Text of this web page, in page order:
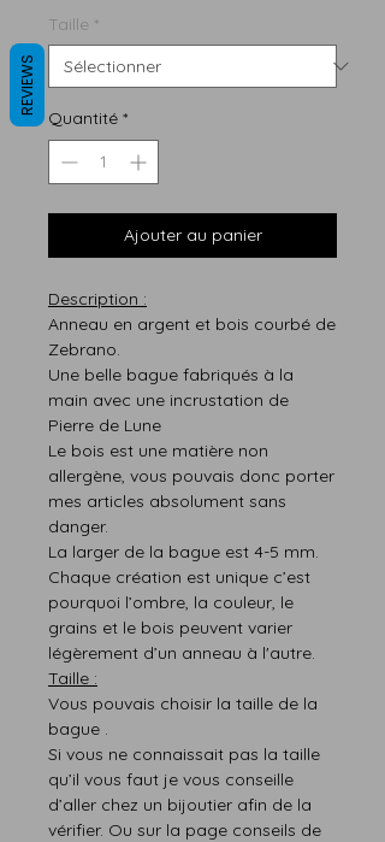
Taille *
Quantité *
Ajouter au panier
Description :
Anneau en argent et bois courbé de
Zebrano.
Une belle bague fabriqués à la
main avec une incrustation de
Pierre de Lune
Le bois est une matière non
allergène, vous pouvais donc porter
mes articles absolument sans
danger.
La larger de la bague est 4-5 mm.
Chaque création est unique c’est
pourquoi l’ombre, la couleur, le
grains et le bois peuvent varier
légèrement d’un anneau à l'autre.
Taille :
Vous pouvais choisir la taille de la
bague .
Si vous ne connaissait pas la taille
qu’il vous faut je vous conseille
d’aller chez un bijoutier afin de la
vérifier. Ou sur la page conseils de
REVIEWS